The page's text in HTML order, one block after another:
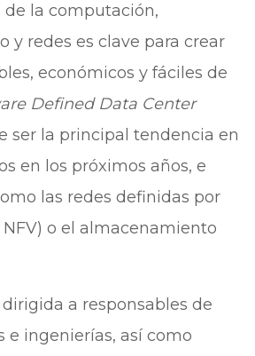
de la computación,
y redes es clave para crear
económicos y fáciles de
Defined Data Center
ser la principal tendencia en
en los próximos años, e
las redes definidas por
NFV) o el almacenamiento
a responsables de
e ingenierías, así como